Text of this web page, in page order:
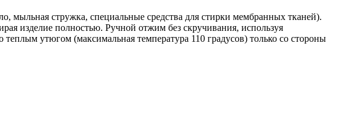
стружка, специальные средства для стирки мембранных тканей).
изделие полностью. Ручной отжим без скручивания, используя
утюгом (максимальная температура 110 градусов) только со стороны